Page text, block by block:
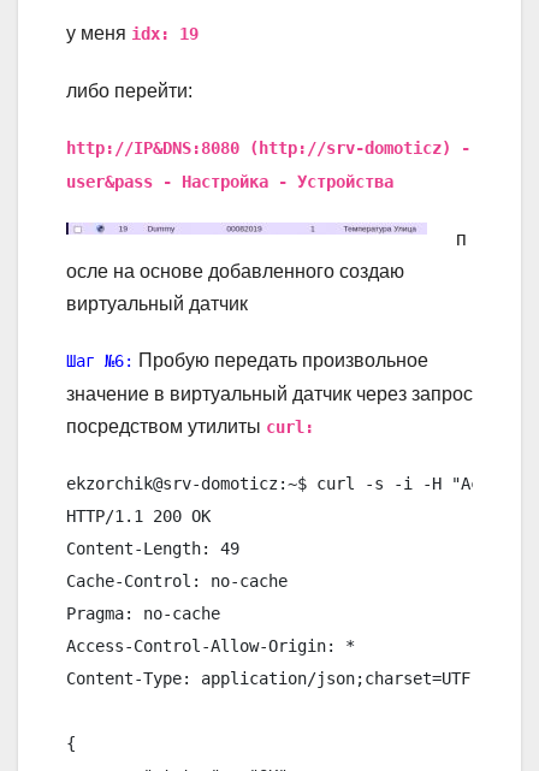
у меня idx: 19
либо перейти:
http://IP&DNS:8080 (http://srv-domoticz) -
user&pass - Настройка - Устройства
п
осле на основе добавленного создаю
виртуальный датчик
Шаг №6: Пробую передать произвольное
значение в виртуальный датчик через запрос
посредством утилиты curl:
ekzorchik@srv-domoticz:~$ curl -s -i -H "Accept:
HTTP/1.1 200 OK
Content-Length: 49
Cache-Control: no-cache
Pragma: no-cache
Access-Control-Allow-Origin: *
Content-Type: application/json;charset=UTF-8
{